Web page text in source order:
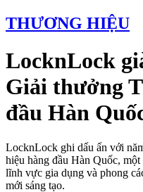
THƯƠNG HIỆU
LocknLock
Giải thưởng
đầu Hàn
LocknLock ghi dấu ấn với
hiệu hàng đầu Hàn Quốc,
lĩnh vực gia dụng và phong
mới sáng tạo.